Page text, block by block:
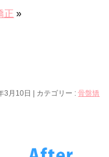
正 »
3月10日 カテゴリー :骨盤矯